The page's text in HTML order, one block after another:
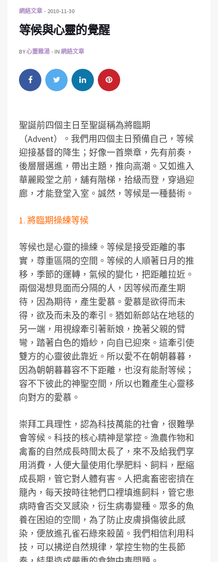
網絡文章 2010-11-30
等候與心靈的覺醒
BY心靈雞湯 IN 網絡文章
聖誕前四個主日至聖誕稱為將臨期
（Advent）。我們用四個主日預備自己，等候
迎接基督的降生；好像一首樂章，先有前奏，
後層層邁進，帶出主題，推向高潮。又如進入
華麗殿堂之前，舖有階梯，拾級而登，穿過迎
廊，才能登堂入室。誠然，等候是一種藝術。
1. 將臨期操練等候
等候也是心靈的操練。等候是接受距離的事
實，尊重區隔的空間。等候的人順著日月的推
移，季節的運轉，氣候的變化，把距離拉近。
兩個渴想見面而分隔的人，因等候而產生期
待，因為期待，產生愛慕。愛慕是欲得而未
得，欲及而未及的牽引。猶如新郎站在地毯的
另一端，用視線牽引著新娘，挽著父親的臂
彎，踏著白色的婚紗，向自已迎來。這牽引使
雙方的心靈彼此靠近。所以愛不在朝朝暮暮，
因為朝朝暮暮容不下距離，也沒有能耐等候；
容不下彼此的神聖空間，所以也難產生心靈移
向對方的愛慕。
崇拜工具理性，認為科技萬能的社會，很難學
會等候。科技的核心精神是掌控。漁農作物和
禽畜的自然成長時間太長了，來不及給我們享
用消費，人便大量使用化學肥料、飼料，壓縮
成長期，管它對人體有害。人把禽畜密密擠在
籠內，每天按時往牠們口裡填進飼料，管它患
病時會否交叉感染，衍生病毒變種。眾多的魚
養在困迫的空間，為了防止皮膚損傷彼此感
染，便放進孔雀石綠來殺菌。我們相信利用科
技，可以拂逆自然規律，掌控生物的生長節